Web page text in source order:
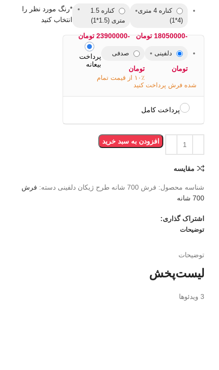
کناره 4 متری
(4*1)
-18050000 تومان
کناره 1.5
متری (1.5*1)
-23900000 تومان
*رنگ مورد نظر را
انتخاب کنید
دلفینی
تومان
صدفی
تومان
پرداخت
بیعانه
۱۰٪ از قیمت تمام
شده فرش پرداخت کنید
پرداخت کامل
افزودن به سبد خرید
مقایسه
شناسه محصول: فرش 700 شانه طرح ژیکان دلفینی دسته: فرش
700 شانه
اشتراک گذاری:
توضیحات
توضیحات
لیست‌پخش
3 ویدئوها